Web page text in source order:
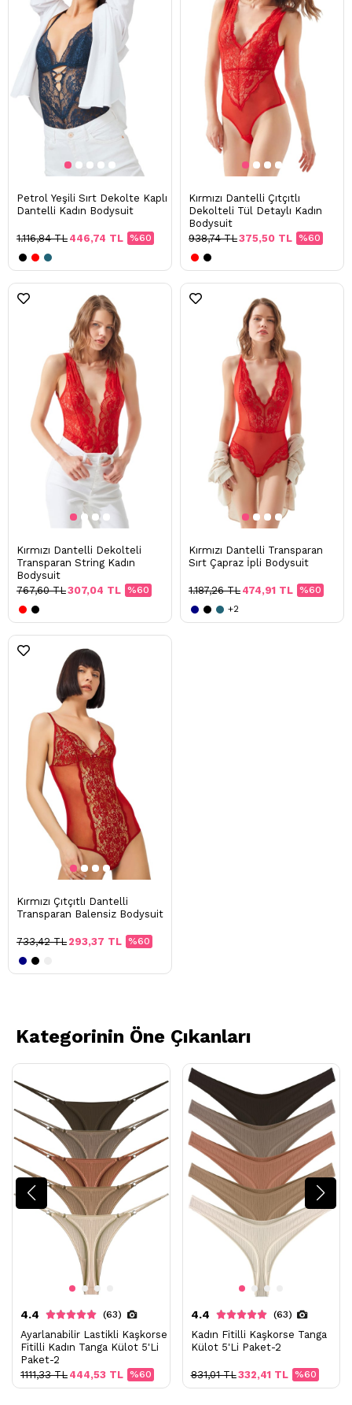
Petrol Yeşili Sırt Dekolte Kaplı
Dantelli Kadın Bodysuit
%60
446,74 TL
1.116,84 TL
Kırmızı Dantelli Çıtçıtlı
Dekolteli Tül Detaylı Kadın
Bodysuit
%60
375,50 TL
938,74 TL
Kırmızı Dantelli Dekolteli
Transparan String Kadın
Bodysuit
%60
307,04 TL
767,60 TL
Kırmızı Dantelli Transparan
Sırt Çapraz İpli Bodysuit
%60
474,91 TL
1.187,26 TL
+2
Kırmızı Çıtçıtlı Dantelli
Transparan Balensiz Bodysuit
%60
293,37 TL
733,42 TL
Kategorinin Öne Çıkanları
4.4 (63)
Ayarlanabilir Lastikli Kaşkorse
Fitilli Kadın Tanga Külot 5'Li
Paket-2
%60
444,53 TL
1111,33 TL
4.4 (63)
Kadın Fitilli Kaşkorse Tanga
Külot 5'Li Paket-2
%60
332,41 TL
831,01 TL